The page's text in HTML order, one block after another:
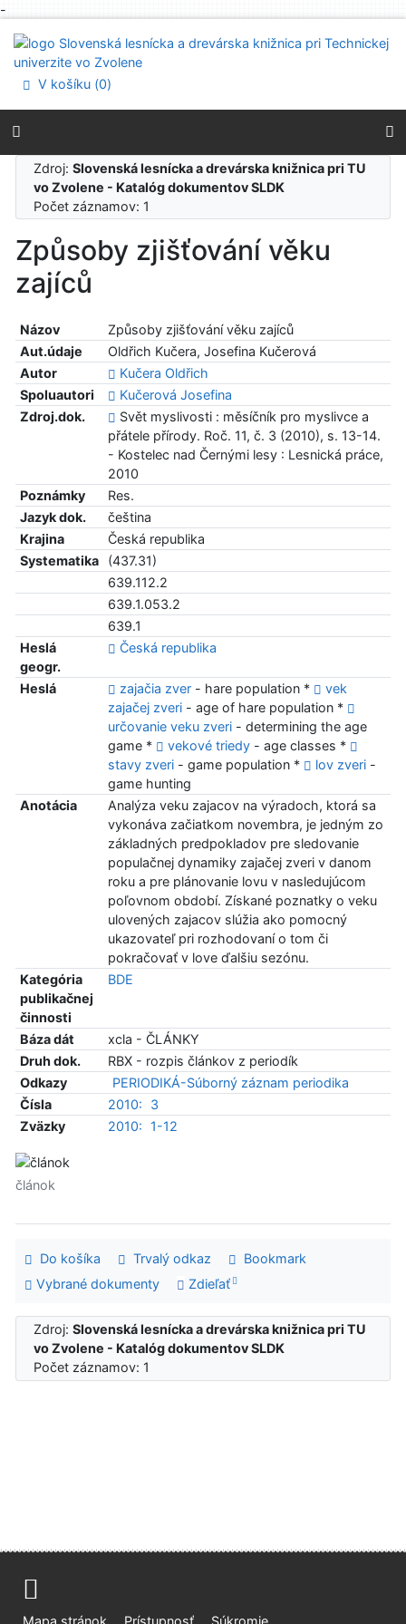
-
Prejsť na menu
Prehlásenie o webovej prístupnosti
V košíku (0)
Zdroj:Slovenská lesnícka a drevárska knižnica pri TU
vo Zvolene - Katalóg dokumentov SLDK
Počet záznamov: 1
Způsoby zjišťování věku
zajíců
Názov
Způsoby zjišťování věku zajíců
Aut.údaje
Oldřich Kučera, Josefina Kučerová
Autor
Kučera Oldřich
Spoluautori
Kučerová Josefina
Zdroj.dok.
Svět myslivosti : měsíčník pro myslivce a
přátele přírody. Roč. 11, č. 3 (2010), s. 13-14.
- Kostelec nad Černými lesy : Lesnická práce,
2010
Poznámky
Res.
Jazyk dok.
čeština
Krajina
Česká republika
Systematika
(437.31)
639.112.2
639.1.053.2
639.1
Heslá
geogr.
Česká republika
Heslá zajačia zver- hare population *
vek
zajačej zveri- age of hare population *
určovanie veku zveri- determining the age
game *
vekové triedy- age classes *
stavy zveri- game population * lov zveri-
game hunting
Anotácia
Analýza veku zajacov na výradoch, ktorá sa
vykonáva začiatkom novembra, je jedným zo
základných predpokladov pre sledovanie
populačnej dynamiky zajačej zveri v danom
roku a pre plánovanie lovu v nasledujúcom
poľovnom období. Získané poznatky o veku
ulovených zajacov slúžia ako pomocný
ukazovateľ pri rozhodovaní o tom či
pokračovať v love ďalšiu sezónu.
Kategória
publikačnej
činnosti
BDE
Báza dát
xcla - ČLÁNKY
Druh dok.
RBX - rozpis článkov z periodík
Odkazy
PERIODIKÁ-Súborný záznam periodika
Čísla
2010:
3
Zväzky
2010: 1-12
článok
Do košíka Trvalý odkaz
Bookmark
Vybrané dokumenty
Zdieľať
Zdroj:Slovenská lesnícka a drevárska knižnica pri TU
vo Zvolene - Katalóg dokumentov SLDK
Počet záznamov: 1